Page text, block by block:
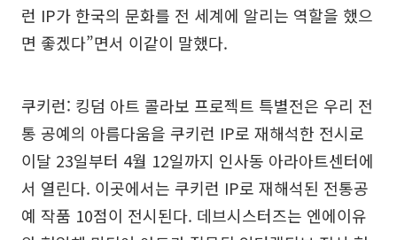
런 IP가 한국의 문화를 전 세계에 알리는 역할을 했으
면 좋겠다”면서 이같이 말했다.
쿠키런: 킹덤 아트 콜라보 프로젝트 특별전은 우리 전
통 공예의 아름다움을 쿠키런 IP로 재해석한 전시로
이달 23일부터 4월 12일까지 인사동 아라아트센터에
서 열린다. 이곳에서는 쿠키런 IP로 재해석된 전통공
예 작품 10점이 전시된다. 데브시스터즈는 엔에이유